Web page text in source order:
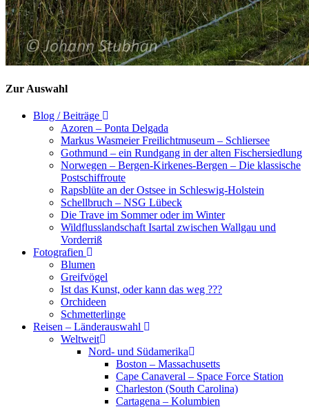
Zur Auswahl
Blog / Beiträge
Azoren – Ponta Delgada
Markus Wasmeier Freilichtmuseum – Schliersee
Gothmund – ein Rundgang in der alten Fischersiedlung
Norwegen – Bergen-Kirkenes-Bergen – Die klassische
Postschiffroute
Rapsblüte an der Ostsee in Schleswig-Holstein
Schellbruch – NSG Lübeck
Die Trave im Sommer oder im Winter
Wildflusslandschaft Isartal zwischen Wallgau und
Vorderriß
Fotografien
Blumen
Greifvögel
Ist das Kunst, oder kann das weg ???
Orchideen
Schmetterlinge
Reisen – Länderauswahl
Weltweit
Nord- und Südamerika
Boston – Massachusetts
Cape Canaveral – Space Force Station
Charleston (South Carolina)
Cartagena – Kolumbien